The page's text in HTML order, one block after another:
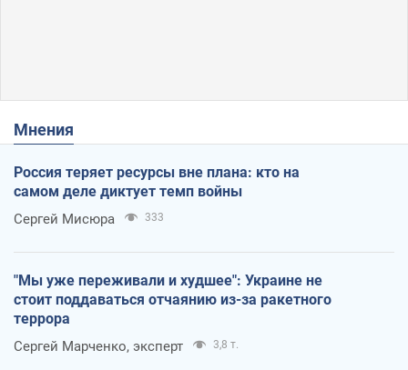
Мнения
Россия теряет ресурсы вне плана: кто на
самом деле диктует темп войны
Сергей Мисюра 333
"Мы уже переживали и худшее": Украине не
стоит поддаваться отчаянию из-за ракетного
террора
Сергей Марченко, эксперт 3,8 т.